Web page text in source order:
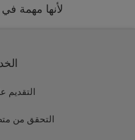
لأنها مهمة
التقديم
التحقق من